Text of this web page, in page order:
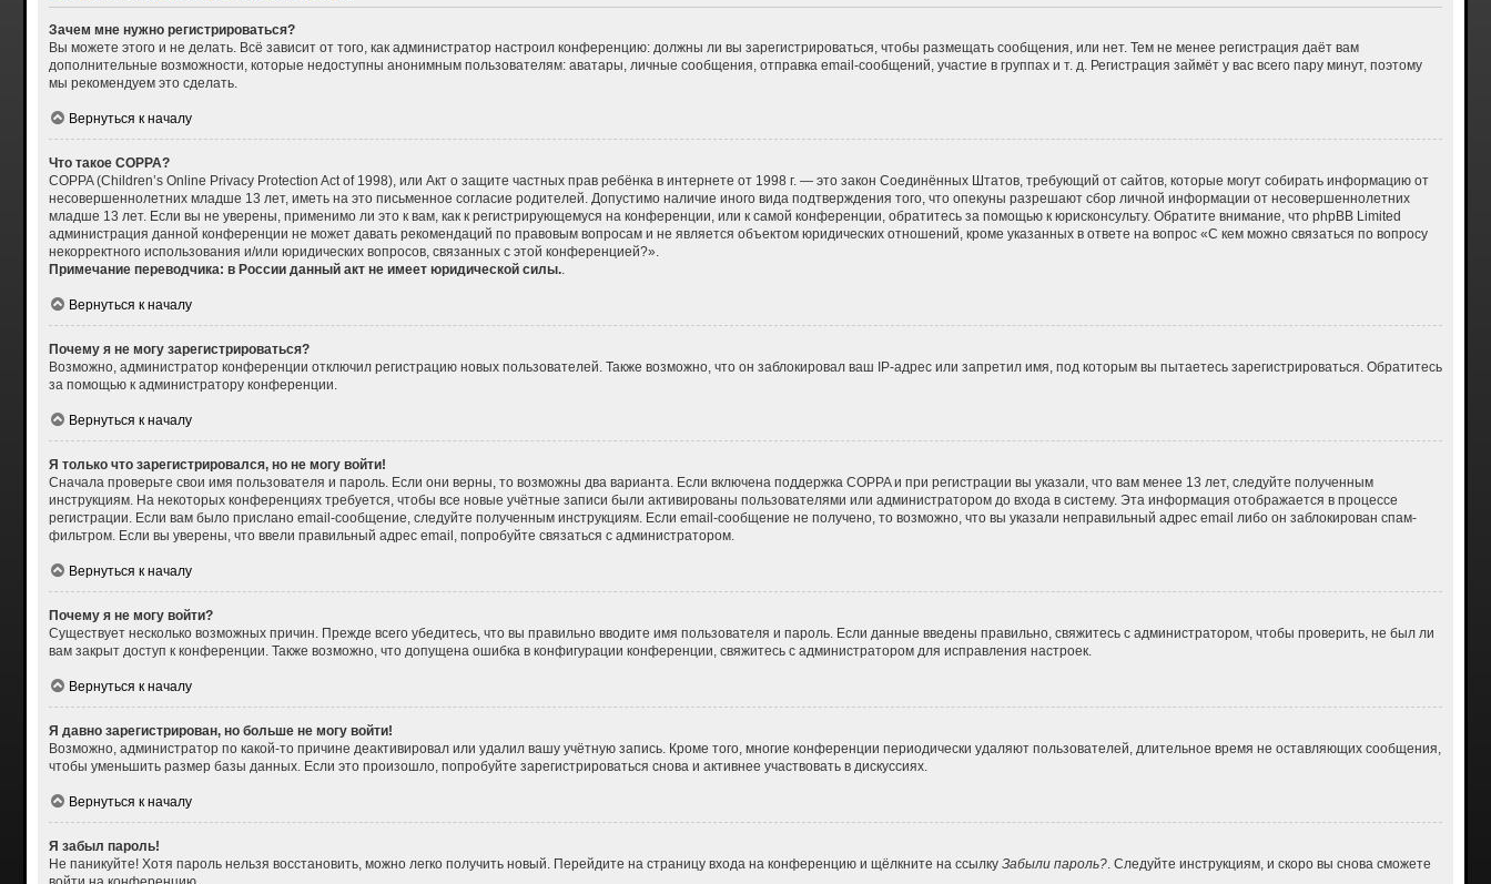
Зачем мне нужно регистрироваться?
Вы можете этого и не делать. Всё зависит от того, как администратор настроил конференцию: должны ли вы зарегистрироваться, чтобы размещать сообщения, или нет. Тем не менее регистрация даёт вам
дополнительные возможности, которые недоступны анонимным пользователям: аватары, личные сообщения, отправка email-сообщений, участие в группах и т. д. Регистрация займёт у вас всего пару минут, поэтому
мы рекомендуем это сделать.
Вернуться к началу
Что такое COPPA?
COPPA (Children’s Online Privacy Protection Act of 1998), или Акт о защите частных прав ребёнка в интернете от 1998 г. — это закон Соединённых Штатов, требующий от сайтов, которые могут собирать информацию от
несовершеннолетних младше 13 лет, иметь на это письменное согласие родителей. Допустимо наличие иного вида подтверждения того, что опекуны разрешают сбор личной информации от несовершеннолетних
младше 13 лет. Если вы не уверены, применимо ли это к вам, как к регистрирующемуся на конференции, или к самой конференции, обратитесь за помощью к юрисконсульту. Обратите внимание, что phpBB Limited
администрация данной конференции не может давать рекомендаций по правовым вопросам и не является объектом юридических отношений, кроме указанных в ответе на вопрос «С кем можно связаться по вопросу
некорректного использования и/или юридических вопросов, связанных с этой конференцией?».
Примечание переводчика: в России данный акт не имеет юридической силы..
Вернуться к началу
Почему я не могу зарегистрироваться?
Возможно, администратор конференции отключил регистрацию новых пользователей. Также возможно, что он заблокировал ваш IP-адрес или запретил имя, под которым вы пытаетесь зарегистрироваться. Обратитесь
за помощью к администратору конференции.
Вернуться к началу
Я только что зарегистрировался, но не могу войти!
Сначала проверьте свои имя пользователя и пароль. Если они верны, то возможны два варианта. Если включена поддержка COPPA и при регистрации вы указали, что вам менее 13 лет, следуйте полученным
инструкциям. На некоторых конференциях требуется, чтобы все новые учётные записи были активированы пользователями или администратором до входа в систему. Эта информация отображается в процессе
регистрации. Если вам было прислано email-сообщение, следуйте полученным инструкциям. Если email-сообщение не получено, то возможно, что вы указали неправильный адрес email либо он заблокирован спам-
фильтром. Если вы уверены, что ввели правильный адрес email, попробуйте связаться с администратором.
Вернуться к началу
Почему я не могу войти?
Существует несколько возможных причин. Прежде всего убедитесь, что вы правильно вводите имя пользователя и пароль. Если данные введены правильно, свяжитесь с администратором, чтобы проверить, не был ли
вам закрыт доступ к конференции. Также возможно, что допущена ошибка в конфигурации конференции, свяжитесь с администратором для исправления настроек.
Вернуться к началу
Я давно зарегистрирован, но больше не могу войти!
Возможно, администратор по какой-то причине деактивировал или удалил вашу учётную запись. Кроме того, многие конференции периодически удаляют пользователей, длительное время не оставляющих сообщения,
чтобы уменьшить размер базы данных. Если это произошло, попробуйте зарегистрироваться снова и активнее участвовать в дискуссиях.
Вернуться к началу
Я забыл пароль!
Не паникуйте! Хотя пароль нельзя восстановить, можно легко получить новый. Перейдите на страницу входа на конференцию и щёлкните на ссылку Забыли пароль?. Следуйте инструкциям, и скоро вы снова сможете